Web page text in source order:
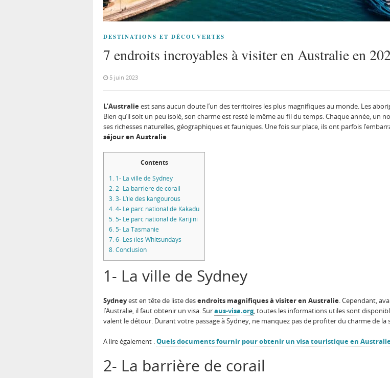
DESTINATIONS ET DÉCOUVERTES
7 endroits incroyables à visiter en Australie en
5 juin 2023
L’Australieest sans aucun doute l’un des territoires les plus magnifiques au monde. Les
Bien qu’il soit un peu isolé, son charme est resté le même au fil du temps. Chaque année, un
ses richesses naturelles, géographiques et fauniques. Une fois sur place, ils ont parfois
séjour en Australie.
Contents
1. 1- La ville de Sydney
2.2- La barrière de corail
3.3- L’île des kangourous
4.4- Le parc national de Kakadu
5.5- Le parc national de Karijini
6.5- La Tasmanie
7.6- Les îles Whitsundays
8.Conclusion
1- La ville de Sydney
Sydneyest en tête de liste desendroits magnifiques à visiter en Australie. Cependant,
l’Australie, il faut obtenir un visa. Suraus-visa.org, toutes les informations utiles sont
valent le détour. Durant votre passage à Sydney, ne manquez pas de profiter du charme de la
A lire également :Quels documents fournir pour obtenir un visa touristique en
2- La barrière de corail